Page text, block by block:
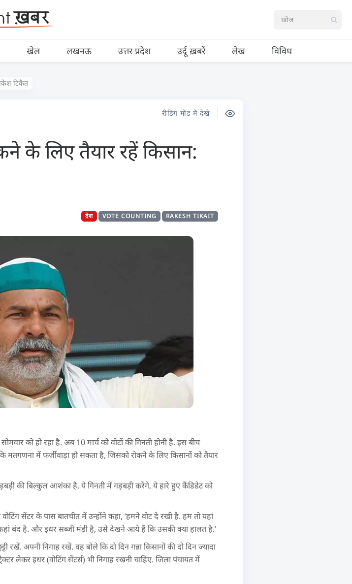
खेल लखनऊ उत्तर प्रदेश उर्दू ख़बरें लेख विविध
टिकैत
रीडिंग मोड में देखें
के लिए तैयार रहें किसान:
RAKESH TIKAIT
VOTE COUNTING
देश
को हो रहा है. अब 10 मार्च को वोटों की गिनती होनी है. इस बीच
मतगणना में फर्जीवाड़ा हो सकता है, जिसको रोकने के लिए किसानों को तैयार
की बिल्कुल आशंका है, ये गिनती में गड़बड़ी करेंगे, ये हारे हुए कैंडिडेट को
सेंटर के पास बातचीत में उन्होंने कहा, ‘हमने वोट दे रखी है. हम तो यहां
बंद है. और इधर सब्जी मंडी है, उसे देखने आये हैं कि उसकी क्या हालत है.’
अपनी निगाह रखें. वह बोले कि दो दिन गन्ना किसानों की दो दिन ज्यादा
लेकर इधर (वोटिंग सेंटर्स) भी निगाह रखनी चाहिए. जिला पंचायत में